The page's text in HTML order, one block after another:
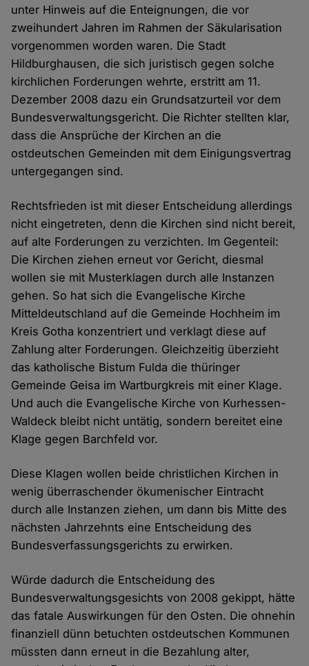
unter Hinweis auf die Enteignungen, die vor
zweihundert Jahren im Rahmen der Säkularisation
vorgenommen worden waren. Die Stadt
Hildburghausen, die sich juristisch gegen solche
kirchlichen Forderungen wehrte, erstritt am 11.
Dezember 2008 dazu ein Grundsatzurteil vor dem
Bundesverwaltungsgericht. Die Richter stellten klar,
dass die Ansprüche der Kirchen an die
ostdeutschen Gemeinden mit dem Einigungsvertrag
untergegangen sind.
Rechtsfrieden ist mit dieser Entscheidung allerdings
nicht eingetreten, denn die Kirchen sind nicht bereit,
auf alte Forderungen zu verzichten. Im Gegenteil:
Die Kirchen ziehen erneut vor Gericht, diesmal
wollen sie mit Musterklagen durch alle Instanzen
gehen. So hat sich die Evangelische Kirche
Mitteldeutschland auf die Gemeinde Hochheim im
Kreis Gotha konzentriert und verklagt diese auf
Zahlung alter Forderungen. Gleichzeitig überzieht
das katholische Bistum Fulda die thüringer
Gemeinde Geisa im Wartburgkreis mit einer Klage.
Und auch die Evangelische Kirche von Kurhessen-
Waldeck bleibt nicht untätig, sondern bereitet eine
Klage gegen Barchfeld vor.
Diese Klagen wollen beide christlichen Kirchen in
wenig überraschender ökumenischer Eintracht
durch alle Instanzen ziehen, um dann bis Mitte des
nächsten Jahrzehnts eine Entscheidung des
Bundesverfassungsgerichts zu erwirken.
Würde dadurch die Entscheidung des
Bundesverwaltungsgesichts von 2008 gekippt, hätte
das fatale Auswirkungen für den Osten. Die ohnehin
finanziell dünn betuchten ostdeutschen Kommunen
müssten dann erneut in die Bezahlung alter,